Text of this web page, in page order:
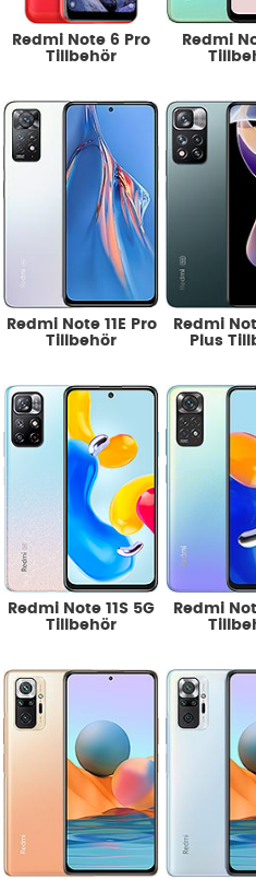
Redmi Note 6 Pro
Tillbehör
Redmi
Redmi Note 11E Pro
Tillbehör
Redmi
Plus
Redmi Note 11S 5G
Tillbehör
Redmi